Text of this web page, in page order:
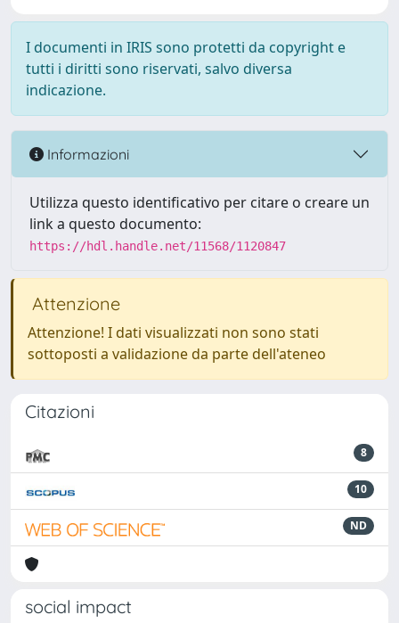
I documenti in IRIS sono protetti da copyright e
tutti i diritti sono riservati, salvo diversa
indicazione.
Informazioni
Utilizza questo identificativo per citare o creare un
link a questo documento:
https://hdl.handle.net/11568/1120847
Attenzione
Attenzione! I dati visualizzati non sono stati
sottoposti a validazione da parte dell'ateneo
Citazioni
8
10
ND
social impact